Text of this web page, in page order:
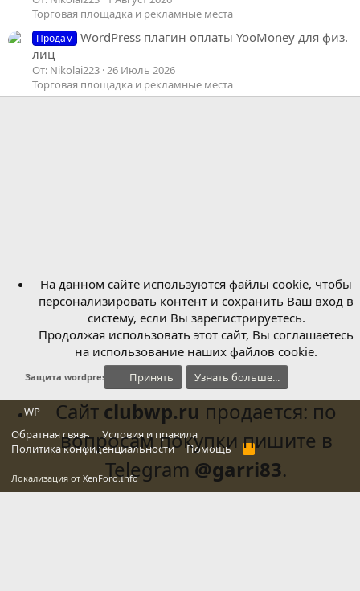
Торговая площадка и рекламные места
Продам
WordPress плагин оплаты YooMoney для физ.
лиц
От: Nikolai223 26 Июль 2026
Торговая площадка и рекламные места
Защита wordpress
WP
Обратная связь
Условия и правила
Политика конфиденциальности
Помощь
R
S
Локализация от XenForo.Info
На данном сайте используются файлы cookie, чтобы
персонализировать контент и сохранить Ваш вход в
систему, если Вы зарегистрируетесь.
Продолжая использовать этот сайт, Вы соглашаетесь
на использование наших файлов cookie.
Принять Узнать больше...
Сайт clubwp.ru продается: по
вопросам покупки пишите в
Telegram @garri83.